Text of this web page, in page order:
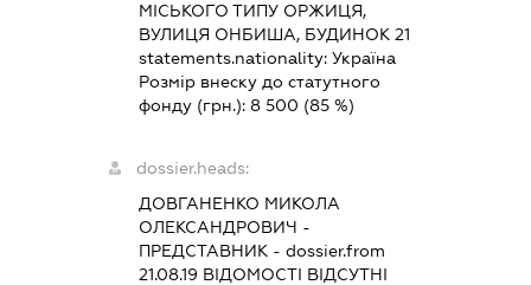
МІСЬКОГО ТИПУ ОРЖИЦЯ,
ВУЛИЦЯ ОНБИША, БУДИНОК 21
statements.nationality:Україна
Розмір внеску до статутного
фонду (грн.):8 500 (85 %)
dossier.heads:
ДОВГАНЕНКО МИКОЛА
ОЛЕКСАНДРОВИЧ -
ПРЕДСТАВНИК - dossier.from
21.08.19 ВІДОМОСТІ ВІДСУТНІ